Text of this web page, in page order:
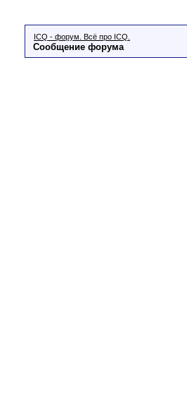
ICQ - форум. Всё про ICQ.
Сообщение форума